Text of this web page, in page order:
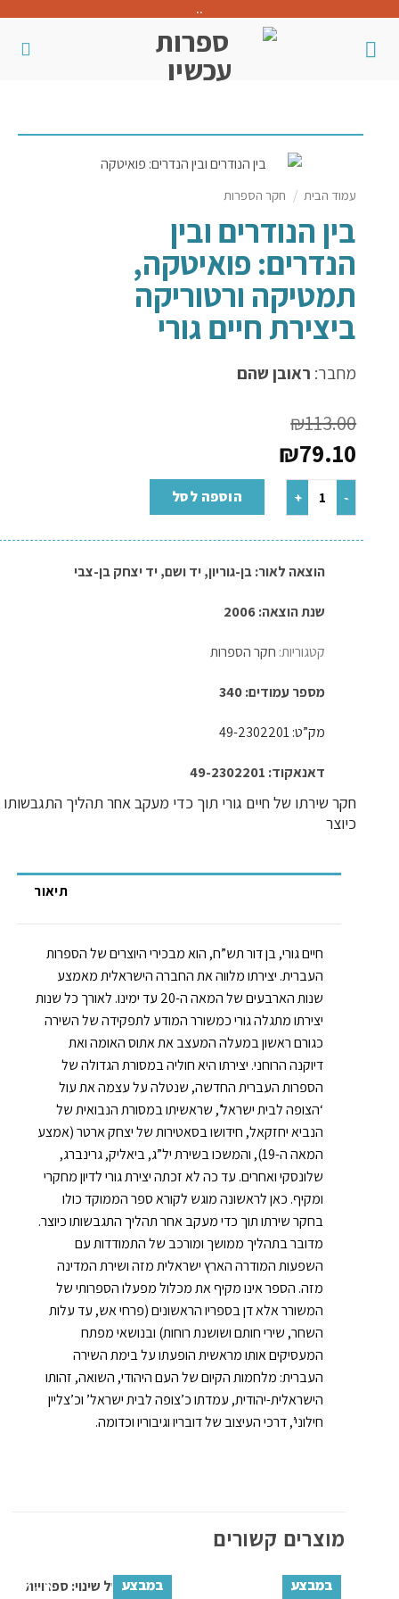
..
עמוד הבית / חקר הספרות
בין הנודרים ובין
הנדרים: פואיטקה,
תמטיקה ורטוריקה
ביצירת חיים גורי
מחבר:ראובן שהם
₪113.00
₪79.10
הוספה לסל
הוצאה לאור:בן-גוריון,יד ושם,יד יצחק בן-צבי
שנת הוצאה: 2006
קטגוריות:חקר הספרות
מספר עמודים: 340
מק”ט: 49-2302201
דאנאקוד: 49-2302201
חקר שירתו של חיים גורי תוך כדי מעקב אחר תהליך התגבשותו
כיוצר
תיאור
חיים גורי, בן דור תש”ח, הוא מבכירי היוצרים של הספרות
העברית. יצירתו מלווה את החברה הישראלית מאמצע
שנות הארבעים של המאה ה-20 עד ימינו. לאורך כל שנות
יצירתו מתגלה גורי כמשורר המודע לתפקידה של השירה
כגורם ראשון במעלה המעצב את אתוס האומה ואת
דיוקנה הרוחני. יצירתו היא חוליה במסורת הגדולה של
הספרות העברית החדשה, שנטלה על עצמה את עול
‘הצופה לבית ישראל’, שראשיתו במסורת הנבואית של
הנביא יחזקאל, חידושו בסאטירות של יצחק ארטר (אמצע
המאה ה-19), והמשכו בשירת יל”ג, ביאליק, גרינברג,
שלונסקי ואחרים. עד כה לא זכתה יצירת גורי לדיון מחקרי
ומקיף. כאן לראשונה מוגש לקורא ספר הממוקד כולו
בחקר שירתו תוך כדי מעקב אחר תהליך התגבשותו כיוצר.
מדובר בתהליך ממושך ומורכב של התמודדות עם
השפעות המודרה הארץ ישראלית מזה ושירת המדינה
מזה. הספר אינו מקיף את מכלול מפעלו הספרותי של
המשורר אלא דן בספריו הראשונים (פרחי אש, עד עלות
השחר, שירי חותם ושושנת רוחות) ובנושאי מפתח
המעסיקים אותו מראשית הופעתו על בימת השירה
העברית: מלחמות הקיום של העם היהודי, השואה, זהותו
הישראלית-יהודית, עמדתו כ’צופה לבית ישראל’ וכ’צליין
חילוני’, דרכי העיצוב של דובריו וגיבוריו וכדומה.
מוצרים קשורים
במבצע במבצע